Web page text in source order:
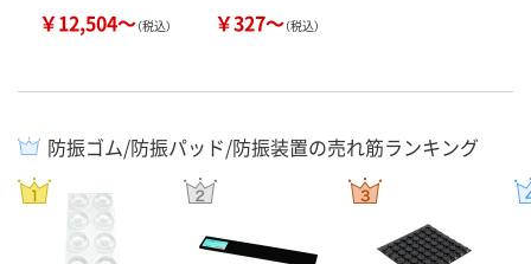
￥12,504～（税込） ￥327～（税込）
防振ゴム/防振パッド/防振装置の売れ筋ランキング